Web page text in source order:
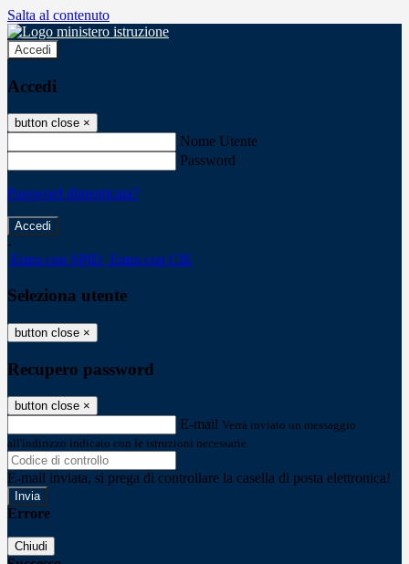
Salta al contenuto
Accedi
Accedi
button close ×
Nome Utente
Password
Password dimenticata?
-
Entra con SPID Entra con CIE
Seleziona utente
button close ×
Recupero password
button close ×
E-mail Verrà inviato un messaggio
all'indirizzo indicato con le istruzioni necessarie.
E-mail inviata, si prega di controllare la casella di posta elettronica!
Errore
Chiudi